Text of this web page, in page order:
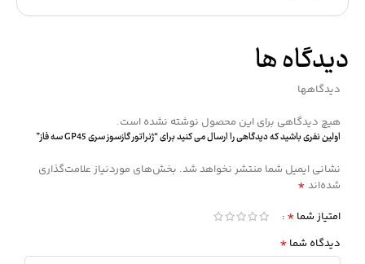
دیدگاه ها
دیدگاهها
هیچ دیدگاهی برای این محصول نوشته نشده است.
اولین نفری باشید که دیدگاهی را ارسال می کنید برای “ژنراتور گازسوز سری GP45 سه فاز”
نشانی ایمیل شما منتشر نخواهد شد. بخش‌های موردنیاز علامت‌گذاری
شده‌اند *
امتیاز شما *
دیدگاه شما *